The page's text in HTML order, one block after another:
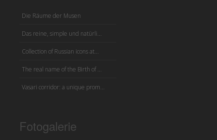
Die Räume der Musen
Das reine, simple und natürli...
Collection of Russian icons at...
The real name of the Birth of ...
Vasari corridor: a unique prom...
Fotogalerie